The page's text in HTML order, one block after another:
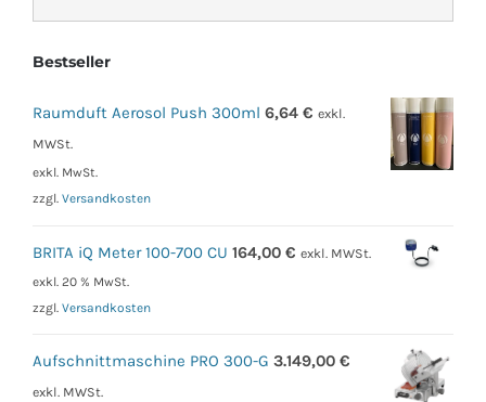
Bestseller
Raumduft Aerosol Push 300ml 6,64 € exkl.
MWSt.
exkl. MwSt.
zzgl. Versandkosten
BRITA iQ Meter 100-700 CU 164,00 € exkl. MWSt.
exkl. 20 % MwSt.
zzgl. Versandkosten
Aufschnittmaschine PRO 300-G 3.149,00 €
exkl. MWSt.